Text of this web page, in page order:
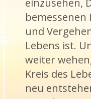
bemessenen
und
Lebens ist.
weiter
Kreis des
neu